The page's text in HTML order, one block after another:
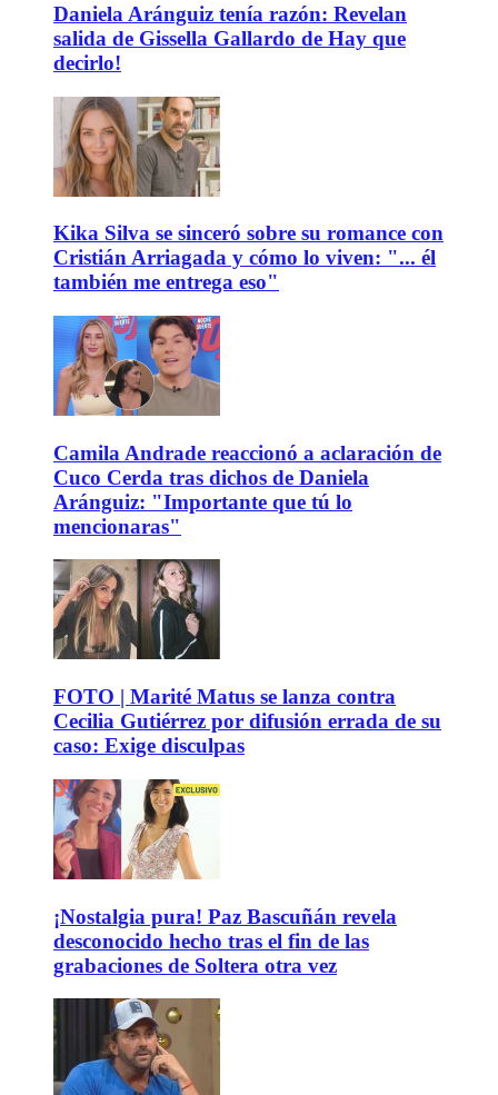
Daniela Aránguiz tenía razón: Revelan
salida de Gissella Gallardo de Hay que
decirlo!
Kika Silva se sinceró sobre su romance con
Cristián Arriagada y cómo lo viven: "... él
también me entrega eso"
Camila Andrade reaccionó a aclaración de
Cuco Cerda tras dichos de Daniela
Aránguiz: "Importante que tú lo
mencionaras"
FOTO | Marité Matus se lanza contra
Cecilia Gutiérrez por difusión errada de su
caso: Exige disculpas
¡Nostalgia pura! Paz Bascuñán revela
desconocido hecho tras el fin de las
grabaciones de Soltera otra vez